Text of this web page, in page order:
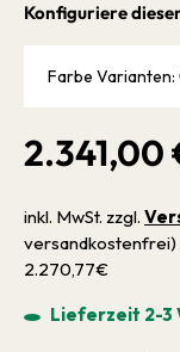
2.341,00
inkl. MwSt. zzgl.
versandkostenfrei)
2.270,77€
Lieferzeit 2-3
Konfiguriere
Farbe Varianten: